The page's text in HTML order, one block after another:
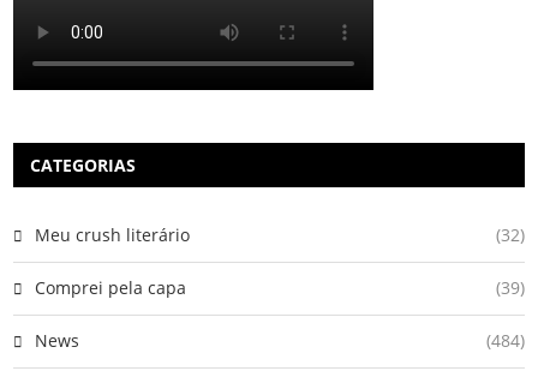
CATEGORIAS
Meu crush literário (32)
Comprei pela capa (39)
News (484)